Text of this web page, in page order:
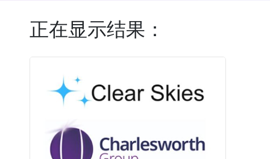
正在显示结果：